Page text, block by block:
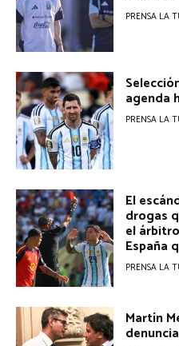
n
d
e
e
n
t
r
a
d
a
s
PRENSA LA
agenda
PRENSA LA
El
drogas
el
España
PRENSA LA
Martín